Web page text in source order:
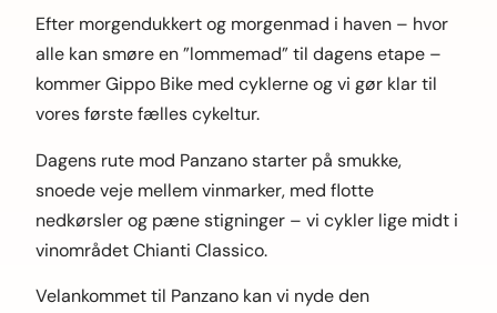
Efter morgendukkert og morgenmad i haven – hvor
alle kan smøre en ”lommemad” til dagens etape –
kommer Gippo Bike med cyklerne og vi gør klar til
vores første fælles cykeltur.
Dagens rute mod Panzano starter på smukke,
snoede veje mellem vinmarker, med flotte
nedkørsler og pæne stigninger – vi cykler lige midt i
vinområdet Chianti Classico.
Velankommet til Panzano kan vi nyde den